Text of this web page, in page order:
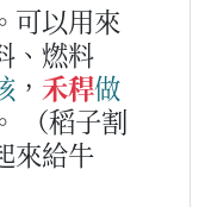
可以用來
、燃料
， 禾稈做
。
（稻子割
來給牛